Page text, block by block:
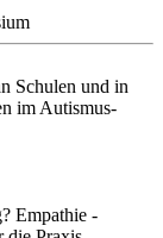
Schulen und in
im Autismus-
Empathie -